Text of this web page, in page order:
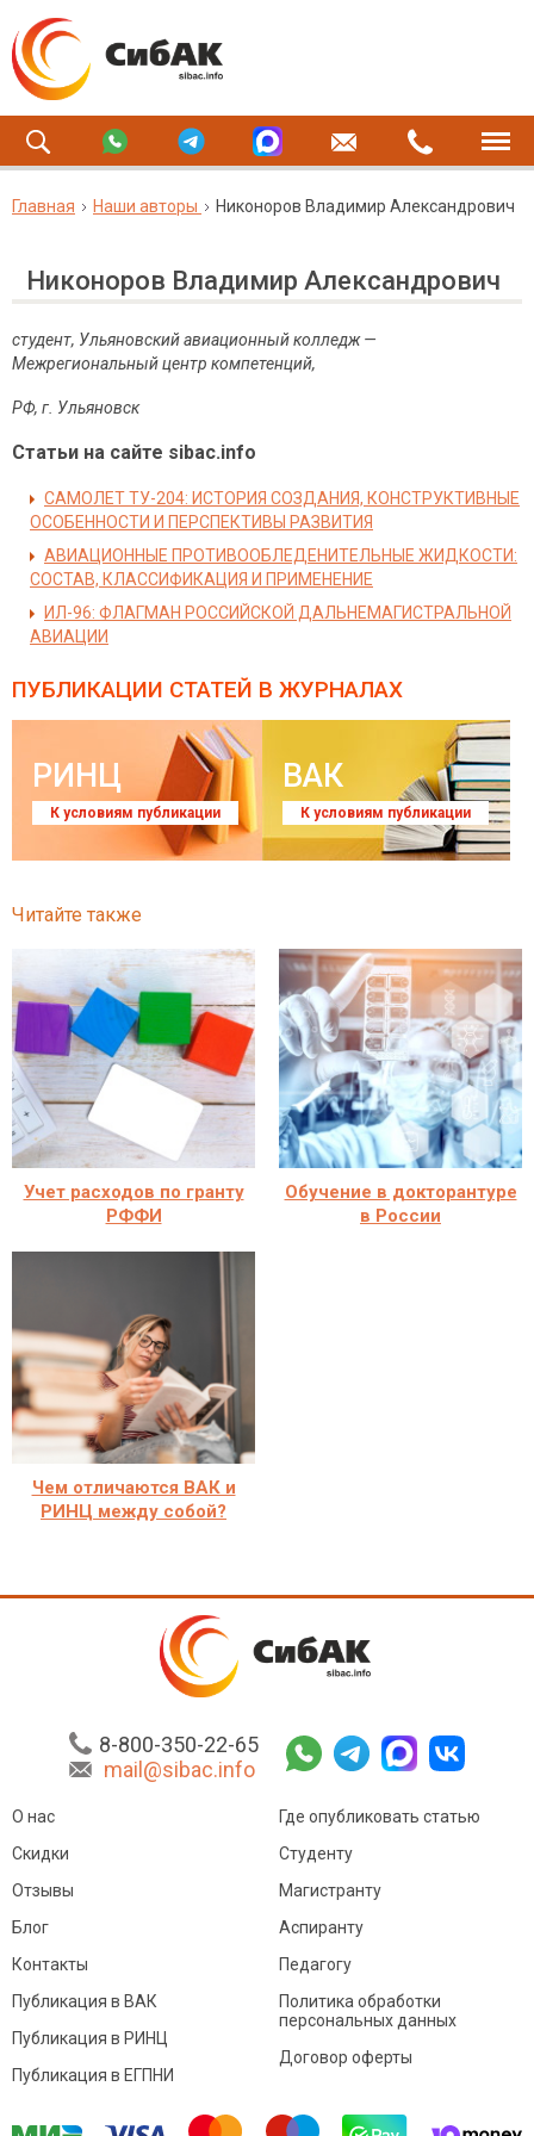
Главная Наши авторы Никоноров Владимир Александрович
Никоноров Владимир Александрович
студент, Ульяновский авиационный колледж —
Межрегиональный центр компетенций,
РФ, г. Ульяновск
Статьи на сайте sibac.info
САМОЛЕТ ТУ-204: ИСТОРИЯ СОЗДАНИЯ, КОНСТРУКТИВНЫЕ
ОСОБЕННОСТИ И ПЕРСПЕКТИВЫ РАЗВИТИЯ
АВИАЦИОННЫЕ ПРОТИВООБЛЕДЕНИТЕЛЬНЫЕ ЖИДКОСТИ:
СОСТАВ, КЛАССИФИКАЦИЯ И ПРИМЕНЕНИЕ
ИЛ-96: ФЛАГМАН РОССИЙСКОЙ ДАЛЬНЕМАГИСТРАЛЬНОЙ
АВИАЦИИ
ПУБЛИКАЦИИ СТАТЕЙ В ЖУРНАЛАХ
РИНЦ
К условиям публикации
ВАК
К условиям публикации
Читайте также
Учет расходов по гранту
РФФИ
Обучение в докторантуре
в России
Чем отличаются ВАК и
РИНЦ между собой?
8-800-350-22-65
mail@sibac.info
О нас
Скидки
Отзывы
Блог
Контакты
Где опубликовать статью
Студенту
Магистранту
Аспиранту
Педагогу
Публикация в ВАК
Публикация в РИНЦ
Публикация в ЕГПНИ
Политика обработки
персональных данных
Договор оферты